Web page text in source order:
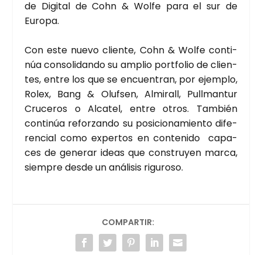
de Digi­tal de Cohn & Wol­fe para el sur de
Euro­pa.
Con este nue­vo clien­te, Cohn & Wol­fe con­ti­
núa con­so­li­dan­do su amplio port­fo­lio de clien­
tes, entre los que se encuen­tran, por ejem­plo,
Rolex, Bang & Oluf­sen, Almi­rall, Pull­man­tur
Cru­ce­ros o Alca­tel, entre otros. Tam­bién
con­ti­núa refor­zan­do su posi­cio­na­mien­to dife­
ren­cial como exper­tos en con­te­ni­do capa­
ces de gene­rar ideas que cons­tru­yen mar­ca,
siem­pre des­de un aná­li­sis rigu­ro­so.
COMPARTIR: